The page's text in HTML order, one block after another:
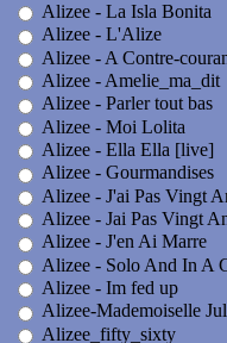
Alizee - La Isla Bonita
Alizee - L'Alize
Alizee - A Contre-
Alizee - Amelie_ma_dit
Alizee - Parler tout bas
Alizee - Moi Lolita
Alizee - Ella Ella [live]
Alizee - Gourmandises
Alizee - J'ai Pas Vingt
Alizee - Jai Pas Vingt
Alizee - J'en Ai Marre
Alizee - Solo And In A
Alizee - Im fed up
Alizee-Mademoiselle
Alizee_fifty_sixty